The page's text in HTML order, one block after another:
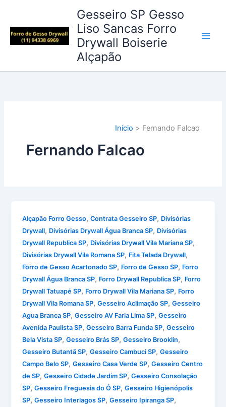
conteúdo
Gesseiro SP Gesso
Liso Sancas Forro
Drywall Boiserie
Alçapão
Início Fernando Falcao
Fernando Falcao
Alçapão Forro Gesso,Contrata Gesseiro SP, Divisórias
Drywall, Divisórias Drywall Água Branca SP, Divisórias
Drywall Republica SP, Divisórias Drywall Vila Mariana SP,
Divisórias Drywall Vila Romana SP, Fita Telada Drywall,
Forro de Gesso Acartonado SP, Forro de Gesso SP, Forro
Drywall Água Branca SP, Forro Drywall Republica SP, Forro
Drywall Tatuapé SP, Forro Drywall Vila Mariana SP, Forro
Drywall Vila Romana SP,Gesseiro Aclimação SP,Gesseiro
Agua Branca SP,Gesseiro AV Faria Lima SP,Gesseiro
Avenida Paulista SP,Gesseiro Barra Funda SP,Gesseiro
Bela Vista SP,Gesseiro Brás SP,Gesseiro Brooklin,
Gesseiro Butantã SP,Gesseiro Cambuci SP,Gesseiro
Campo Belo SP,Gesseiro Casa Verde SP,Gesseiro Centro
de SP,Gesseiro Cidade Jardim SP,Gesseiro Consolação
SP,Gesseiro Freguesia do Ó SP,Gesseiro Higienópolis
SP,Gesseiro Interlagos SP,Gesseiro Ipiranga SP,